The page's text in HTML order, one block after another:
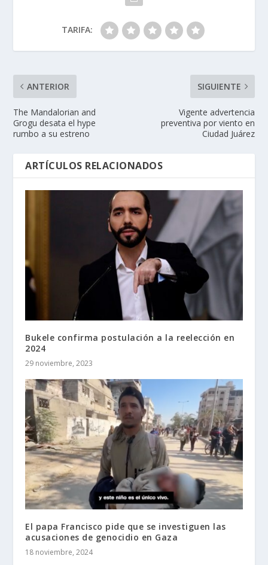
TARIFA:
ANTERIOR
The Mandalorian and
Grogu desata el hype
rumbo a su estreno
SIGUIENTE
Vigente advertencia
preventiva por viento en
Ciudad Juárez
ARTÍCULOS RELACIONADOS
Bukele confirma postulación a la reelección en
2024
29 noviembre, 2023
El papa Francisco pide que se investiguen las
acusaciones de genocidio en Gaza
18 noviembre, 2024